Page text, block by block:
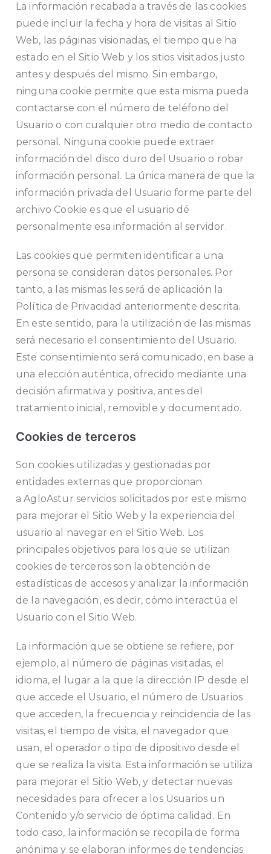
La información recabada a través de las cookies
puede incluir la fecha y hora de visitas al Sitio
Web, las páginas visionadas, el tiempo que ha
estado en el Sitio Web y los sitios visitados justo
antes y después del mismo. Sin embargo,
ninguna cookie permite que esta misma pueda
contactarse con el número de teléfono del
Usuario o con cualquier otro medio de contacto
personal. Ninguna cookie puede extraer
información del disco duro del Usuario o robar
información personal. La única manera de que la
información privada del Usuario forme parte del
archivo Cookie es que el usuario dé
personalmente esa información al servidor.
Las cookies que permiten identificar a una
persona se consideran datos personales. Por
tanto, a las mismas les será de aplicación la
Política de Privacidad anteriormente descrita.
En este sentido, para la utilización de las mismas
será necesario el consentimiento del Usuario.
Este consentimiento será comunicado, en base a
una elección auténtica, ofrecido mediante una
decisión afirmativa y positiva, antes del
tratamiento inicial, removible y documentado.
Cookies de terceros
Son cookies utilizadas y gestionadas por
entidades externas que proporcionan
aAgloAstur servicios solicitados por este mismo
para mejorar el Sitio Web y la experiencia del
usuario al navegar en el Sitio Web. Los
principales objetivos para los que se utilizan
cookies de terceros son la obtención de
estadísticas de accesos y analizar la información
de la navegación, es decir, cómo interactúa el
Usuario con el Sitio Web.
La información que se obtiene se refiere, por
ejemplo, al número de páginas visitadas, el
idioma, el lugar a la que la dirección IP desde el
que accede el Usuario, el número de Usuarios
que acceden, la frecuencia y reincidencia de las
visitas, el tiempo de visita, el navegador que
usan, el operador o tipo de dipositivo desde el
que se realiza la visita. Esta información se utiliza
para mejorar el Sitio Web, y detectar nuevas
necesidades para ofrecer a los Usuarios un
Contenido y/o servicio de óptima calidad. En
todo caso, la información se recopila de forma
anónima y se elaboran informes de tendencias